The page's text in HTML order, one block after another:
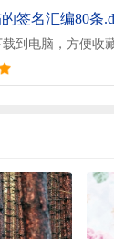
签名汇编80条
到电脑，方便收